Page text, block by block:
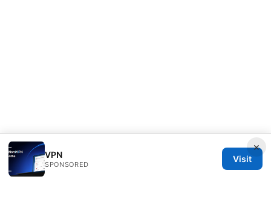
×
VPN
SPONSORED
Visit